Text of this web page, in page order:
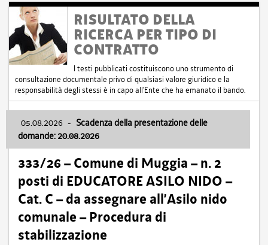
RISULTATO DELLA
RICERCA PER TIPO DI
CONTRATTO
I testi pubblicati costituiscono uno strumento di
consultazione documentale privo di qualsiasi valore giuridico e la
responsabilità degli stessi è in capo all'Ente che ha emanato il bando.
05.08.2026 - Scadenza della presentazione delle
domande: 20.08.2026
333/26 – Comune di Muggia – n. 2
posti di EDUCATORE ASILO NIDO –
Cat. C – da assegnare all’Asilo nido
comunale – Procedura di
stabilizzazione